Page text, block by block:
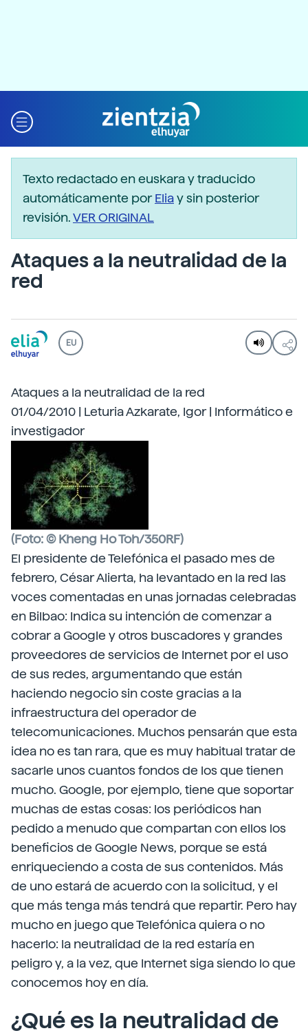
Texto redactado en euskara y traducido
automáticamente porEliay sin posterior
revisión.VER ORIGINAL
Ataques a la neutralidad de la
red
EU
Ataques a la neutralidad de la red
01/04/2010 | Leturia Azkarate, Igor | Informático e
investigador
(Foto: © Kheng Ho Toh/350RF)
El presidente de Telefónica el pasado mes de
febrero, César Alierta, ha levantado en la red las
voces comentadas en unas jornadas celebradas
en Bilbao: Indica su intención de comenzar a
cobrar a Google y otros buscadores y grandes
proveedores de servicios de Internet por el uso
de sus redes, argumentando que están
haciendo negocio sin coste gracias a la
infraestructura del operador de
telecomunicaciones. Muchos pensarán que esta
idea no es tan rara, que es muy habitual tratar de
sacarle unos cuantos fondos de los que tienen
mucho. Google, por ejemplo, tiene que soportar
muchas de estas cosas: los periódicos han
pedido a menudo que compartan con ellos los
beneficios de Google News, porque se está
enriqueciendo a costa de sus contenidos. Más
de uno estará de acuerdo con la solicitud, y el
que más tenga más tendrá que repartir. Pero hay
mucho en juego que Telefónica quiera o no
hacerlo: la neutralidad de la red estaría en
peligro y, a la vez, que Internet siga siendo lo que
conocemos hoy en día.
¿Qué es la neutralidad de